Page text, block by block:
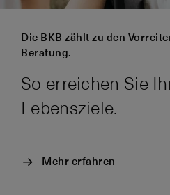
Die BKB zählt zu den
Beratung.
So erreichen Sie
Lebensziele.
Mehr erfahren